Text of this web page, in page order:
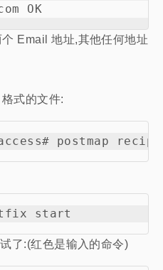
Email 地址,其他任何地址
式的文件:
了:(红色是输入的命令)